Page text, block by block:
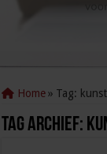
Home » Tag:
Tag Archief: